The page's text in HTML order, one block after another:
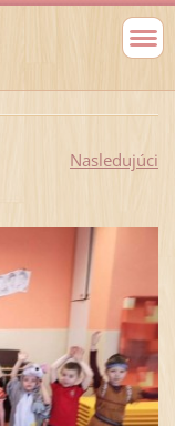
Nasledujúci